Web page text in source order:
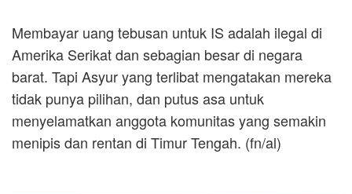
Membayar uang tebusan untuk IS adalah ilegal di
Amerika Serikat dan sebagian besar di negara
barat. Tapi Asyur yang terlibat mengatakan mereka
tidak punya pilihan, dan putus asa untuk
menyelamatkan anggota komunitas yang semakin
menipis dan rentan di Timur Tengah. (fn/al)